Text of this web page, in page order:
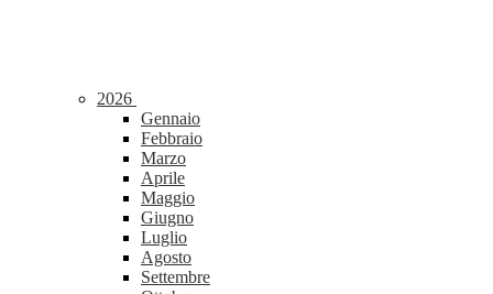
2026
Gennaio
Febbraio
Marzo
Aprile
Maggio
Giugno
Luglio
Agosto
Settembre